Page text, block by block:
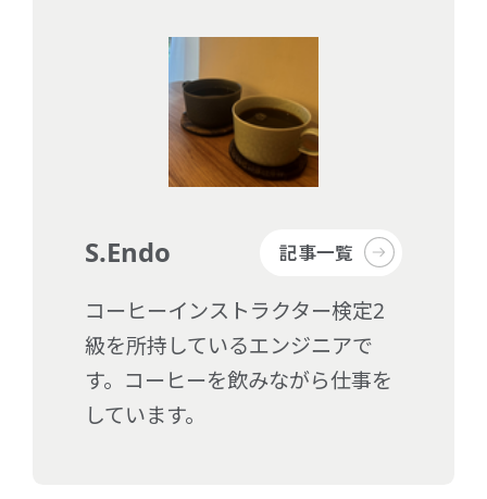
S.Endo 記事一覧
コーヒーインストラクター検定2
級を所持しているエンジニアで
す。コーヒーを飲みながら仕事を
しています。